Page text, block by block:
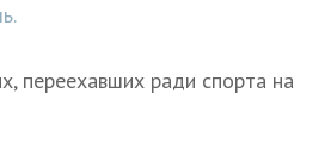
переехавших ради спорта на